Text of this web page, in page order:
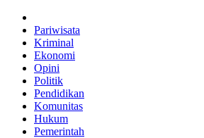
Pariwisata
Kriminal
Ekonomi
Opini
Politik
Pendidikan
Komunitas
Hukum
Pemerintah